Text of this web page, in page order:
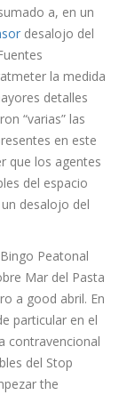
a, en un
desalojo del
la medida
detalles
“varias” las
en este
que los agentes
del espacio
desalojo del
Peatonal
Mar del Pasta
a good abril. En
particular en el
contravencional
del Stop
the